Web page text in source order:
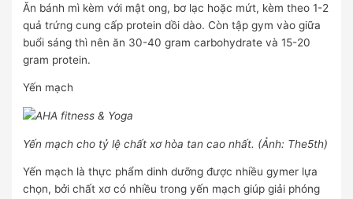
Ăn bánh mì kèm với mật ong, bơ lạc hoặc mứt, kèm theo 1-2
quả trứng cung cấp protein dồi dào. Còn tập gym vào giữa
buổi sáng thì nên ăn 30-40 gram carbohydrate và 15-20
gram protein.
Yến mạch
Yến mạch cho tỷ lệ chất xơ hòa tan cao nhất. (Ảnh: The5th)
Yến mạch là thực phẩm dinh dưỡng được nhiều gymer lựa
chọn, bởi chất xơ có nhiều trong yến mạch giúp giải phóng